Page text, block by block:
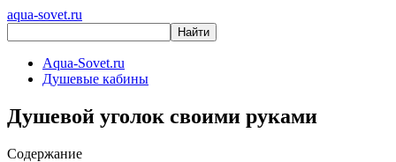
aqua-sovet.ru
Aqua-Sovet.ru
Душевые кабины
Душевой уголок своими руками
Содержание